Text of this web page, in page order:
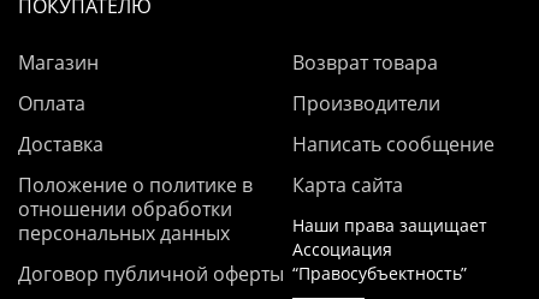
ПОКУПАТЕЛЮ
Магазин
Оплата
Доставка
Положение о политике в
отношении обработки
персональных данных
Договор публичной оферты
Возврат товара
Производители
Написать сообщение
Карта сайта
Наши права защищает
Ассоциация
“Правосубъектность”